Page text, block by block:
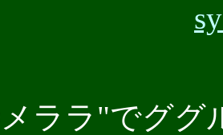
ララ"でググ